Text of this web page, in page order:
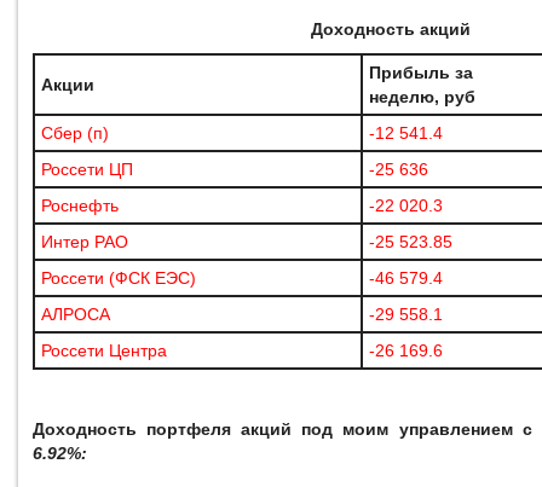
Доходность акций
Акции
Прибыль за
неделю, руб
Сбер (п)
-12 541.4
Россети ЦП
-25 636
Роснефть
-22 020.3
Интер РАО
-25 523.85
Россети (ФСК ЕЭС)
-46 579.4
АЛРОСА
-29 558.1
Россети Центра
-26 169.6
Доходность портфеля акций под моим управлением с
6.92%: